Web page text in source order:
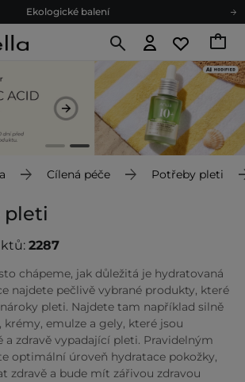
Ekologické balení
Doporučovací Program
Darkové karty
Ekologické balení
Cílená péče Potřeby pleti
pleti
2287
chápeme, jak důležitá je hydratovaná
najdete pečlivě vybrané produkty, které
pleti. Najdete tam například silně
emulze a gely, které jsou
a zdravě vypadající pleti. Pravidelným
optimální úroveň hydratace pokožky,
zdravě a bude mít zářivou zdravou